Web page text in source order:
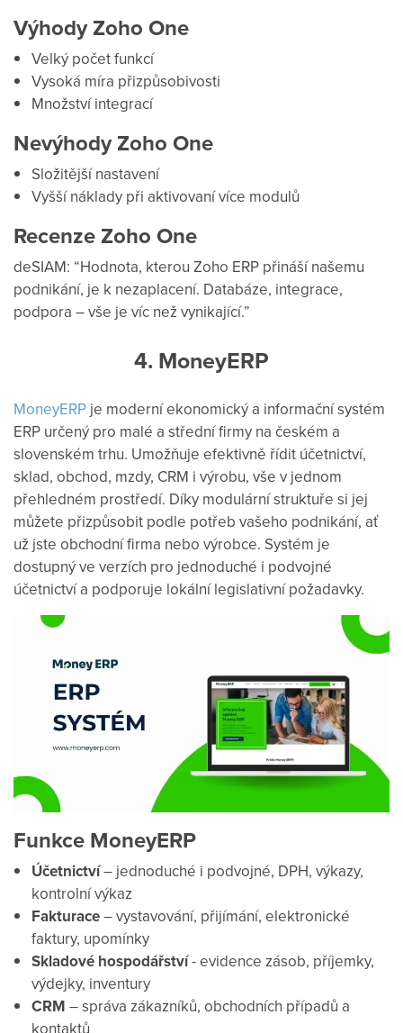
Výhody Zoho One
Velký počet funkcí
Vysoká míra přizpůsobivosti
Množství integrací
Nevýhody Zoho One
Složitější nastavení
Vyšší náklady při aktivovaní více modulů
Recenze Zoho One
deSIAM: “Hodnota, kterou Zoho ERP přináší našemu
podnikání, je k nezaplacení. Databáze, integrace,
podpora – vše je víc než vynikající.”
4. MoneyERP
MoneyERP je moderní ekonomický a informační systém
ERP určený pro malé a střední firmy na českém a
slovenském trhu. Umožňuje efektivně řídit účetnictví,
sklad, obchod, mzdy, CRM i výrobu, vše v jednom
přehledném prostředí. Díky modulární struktuře si jej
můžete přizpůsobit podle potřeb vašeho podnikání, ať
už jste obchodní firma nebo výrobce. Systém je
dostupný ve verzích pro jednoduché i podvojné
účetnictví a podporuje lokální legislativní požadavky.
Funkce MoneyERP
Účetnictví– jednoduché i podvojné, DPH, výkazy,
kontrolní výkaz
Fakturace– vystavování, přijímání, elektronické
faktury, upomínky
Skladové hospodářství- evidence zásob, příjemky,
výdejky, inventury
CRM – správa zákazníků, obchodních případů a